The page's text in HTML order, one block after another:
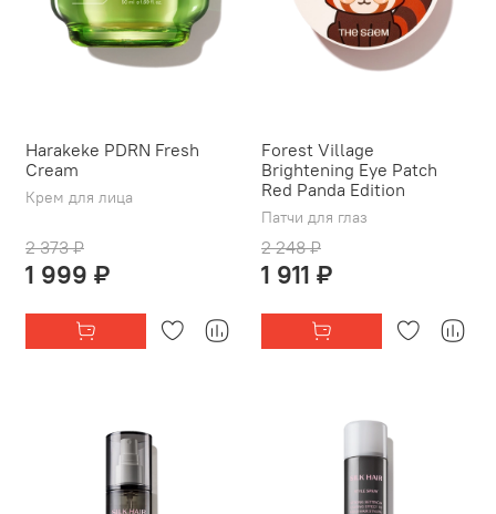
Harakeke PDRN Fresh
Cream
Крем для лица
2 373 ₽
1 999 ₽
Forest Village
Brightening Eye Patch
Red Panda Edition
Патчи для глаз
2 248 ₽
1 911 ₽